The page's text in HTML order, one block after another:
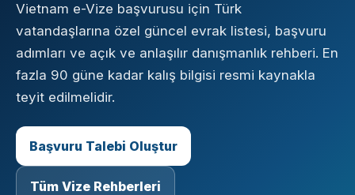
Vietnam e-Vize başvurusu için Türk
vatandaşlarına özel güncel evrak listesi, başvuru
adımları ve açık ve anlaşılır danışmanlık rehberi. En
fazla 90 güne kadar kalış bilgisi resmi kaynakla
teyit edilmelidir.
Başvuru Talebi Oluştur
Tüm Vize Rehberleri